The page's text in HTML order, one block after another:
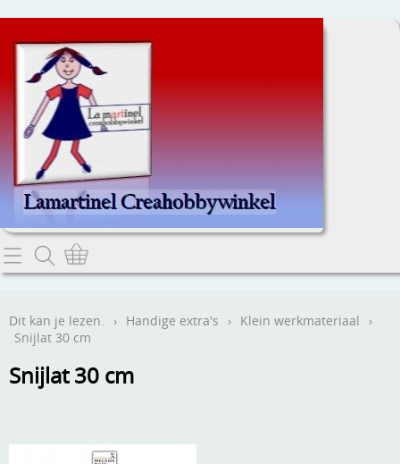
Home
Contact
Webwinkel
Dit kan je lezen. › Handige extra's › Klein werkmateriaal
›
Snijlat 30 cm
Snijlat 30 cm